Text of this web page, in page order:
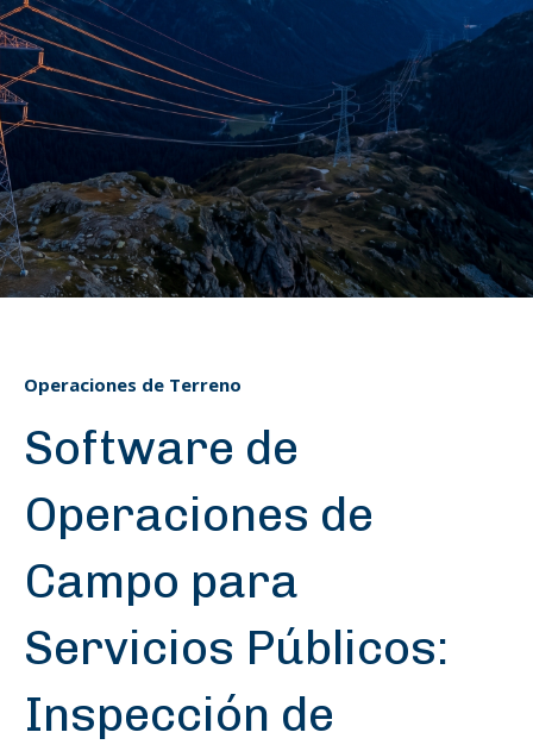
Operaciones de Terreno
Software de
Operaciones de
Campo para
Servicios Públicos:
Inspección de